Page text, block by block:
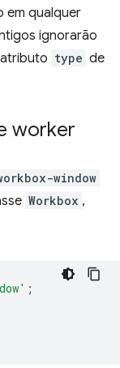
em qualquer
ignorarão
type de
worker
window
Workbox ,
;